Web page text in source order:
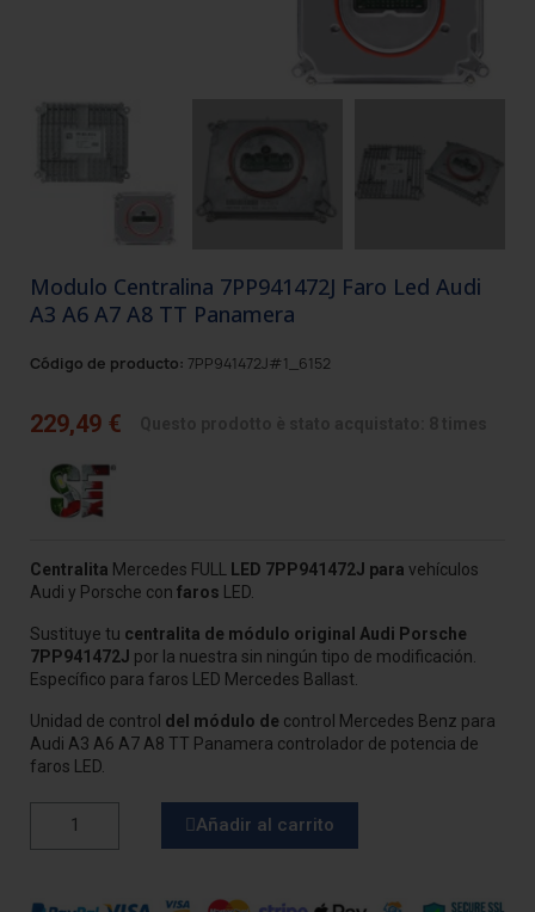
Modulo Centralina 7PP941472J Faro Led Audi
A3 A6 A7 A8 TT Panamera
Código de producto: 7PP941472J#1_6152
229,49 €
Centralita Mercedes FULL LED 7PP941472J para vehículos
Audi y Porsche con faros LED.
Sustituye tu centralita de módulo original Audi Porsche
7PP941472J por la nuestra sin ningún tipo de modificación.
Específico para faros LED Mercedes Ballast.
Unidad de control del módulo de control Mercedes Benz para
Audi A3 A6 A7 A8 TT Panamera controlador de potencia de
faros LED.
Añadir al carrito